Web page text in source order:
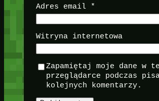
Adres email *
Witryna internetowa
Zapamiętaj moje dane w
przeglądarce podczas
kolejnych komentarzy.